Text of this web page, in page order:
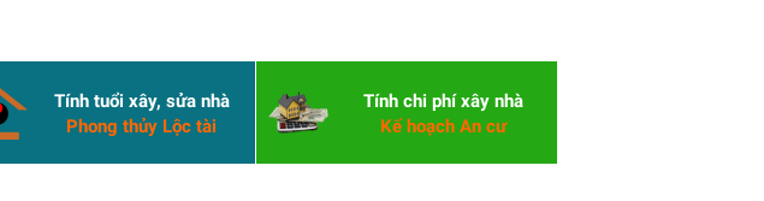
Tính tuổi xây, sửa nhà
Phong thủy Lộc tài
Tính chi phí xây nhà
Kế hoạch An cư